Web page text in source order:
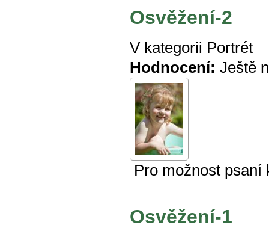
Osvěžení-2
V kategorii Portrét
Hodnocení: Ještě
Pro možnost
Osvěžení-1